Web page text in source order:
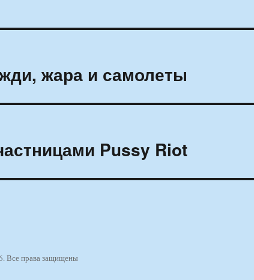
жара и самолеты
Pussy Riot
Все права защищены